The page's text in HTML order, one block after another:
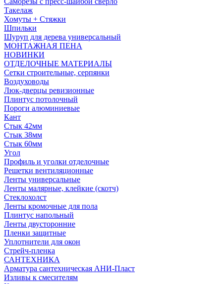
Такелаж
Хомуты + Стяжки
Шпильки
Шуруп для дерева универсальный
МОНТАЖНАЯ ПЕНА
НОВИНКИ
ОТДЕЛОЧНЫЕ МАТЕРИАЛЫ
Сетки строительные, серпянки
Воздуховоды
Люк-дверцы ревизионные
Плинтус потолочный
Пороги алюминиевые
Кант
Стык 42мм
Стык 38мм
Стык 60мм
Угол
Профиль и уголки отделочные
Решетки вентиляционные
Ленты универсальные
Ленты малярные, клейкие (скотч)
Стеклохолст
Ленты кромочные для пола
Плинтус напольный
Ленты двусторонние
Пленки защитные
Уплотнители для окон
Стрейч-пленка
САНТЕХНИКА
Арматура сантехническая АНИ-Пласт
Изливы к смесителям